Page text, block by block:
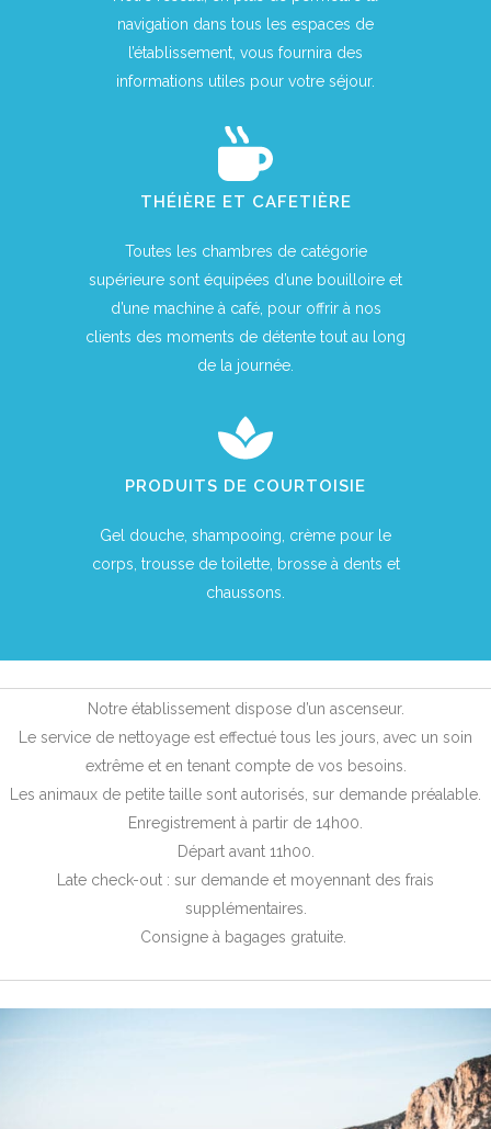
navigation dans tous les espaces de
l’établissement, vous fournira des
informations utiles pour votre séjour.
THÉIÈRE ET CAFETIÈRE
Toutes les chambres de catégorie
supérieure sont équipées d’une bouilloire et
d’une machine à café, pour offrir à nos
clients des moments de détente tout au long
de la journée.
PRODUITS DE COURTOISIE
Gel douche, shampooing, crème pour le
corps, trousse de toilette, brosse à dents et
chaussons.
Notre établissement dispose d’un ascenseur.
Le service de nettoyage est effectué tous les jours, avec un soin
extrême et en tenant compte de vos besoins.
Les animaux de petite taille sont autorisés, sur demande préalable.
Enregistrement à partir de 14h00.
Départ avant 11h00.
Late check-out : sur demande et moyennant des frais
supplémentaires.
Consigne à bagages gratuite.